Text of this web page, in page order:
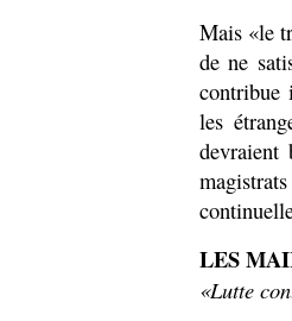
Mais «le
de ne
contribue
les
devraient
LES
«Lutte